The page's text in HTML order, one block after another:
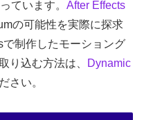
ています。 After Effects
の可能性を実際に探求
で制作したモーショング
り込む方法は、
Dynamic
さい。